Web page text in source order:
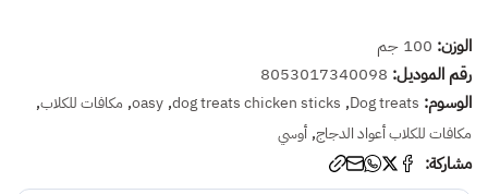
الوزن: 100 جم
رقم الموديل: 8053017340098
الوسوم: Dog treats
,
dog treats chicken sticks
,
oasy
, مكافات للكلاب,
مكافات للكلاب أعواد الدجاج, أوسي
مشاركة: